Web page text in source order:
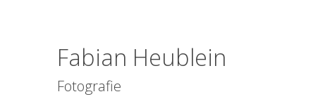
Fabian Heublein
Fotografie